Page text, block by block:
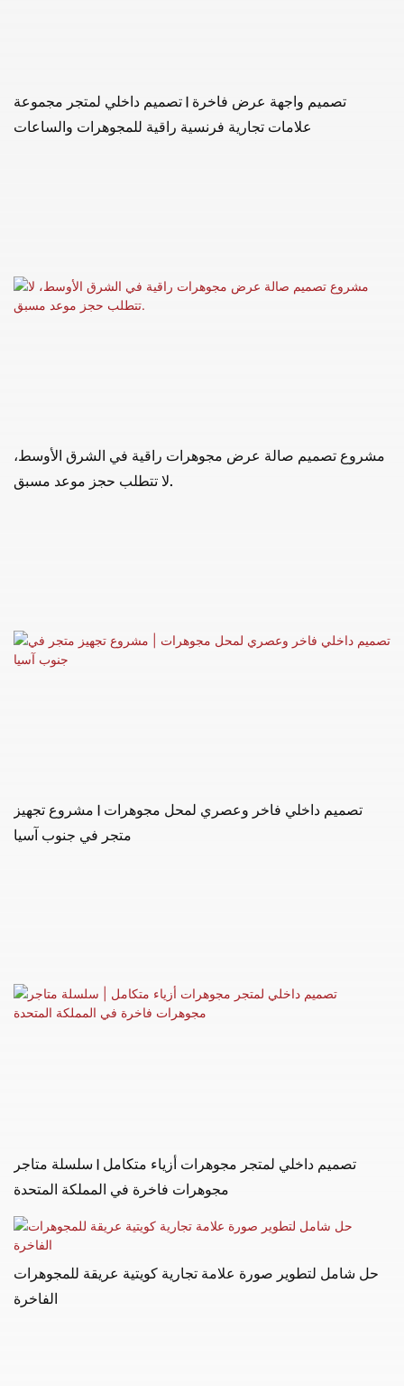
تصميم واجهة عرض فاخرة | تصميم داخلي لمتجر مجموعة
علامات تجارية فرنسية راقية للمجوهرات والساعات
مشروع تصميم صالة عرض مجوهرات راقية في الشرق الأوسط،
لا تتطلب حجز موعد مسبق.
تصميم داخلي فاخر وعصري لمحل مجوهرات | مشروع تجهيز
متجر في جنوب آسيا
تصميم داخلي لمتجر مجوهرات أزياء متكامل | سلسلة متاجر
مجوهرات فاخرة في المملكة المتحدة
حل شامل لتطوير صورة علامة تجارية كويتية عريقة للمجوهرات
الفاخرة